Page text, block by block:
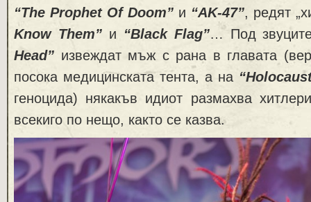
“The Prophet Of Doom” и “AK-47”, редят
Know Them” и “Black Flag”… Под
Head” извеждат мъж с рана в главата
посока медицинската тента, а на
геноцида) някакъв идиот размахва
всекиго по нещо, както се казва.